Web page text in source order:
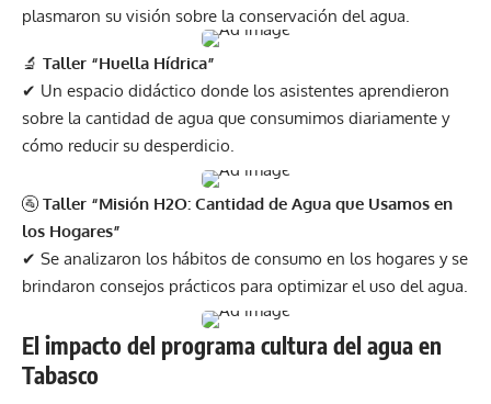
plasmaron su visión sobre la conservación del agua.
🔬 Taller “Huella Hídrica”
✔ Un espacio didáctico donde los asistentes aprendieron
sobre la cantidad de agua que consumimos diariamente y
cómo reducir su desperdicio.
🚰 Taller “Misión H2O: Cantidad de Agua que Usamos en
los Hogares”
✔ Se analizaron los hábitos de consumo en los hogares y se
brindaron consejos prácticos para optimizar el uso del agua.
El impacto del programa cultura del agua en
Tabasco